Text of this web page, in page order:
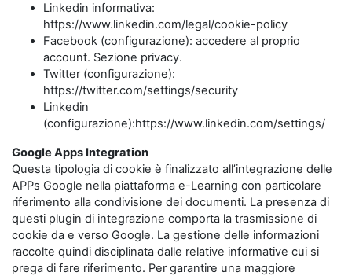
Linkedin informativa:
https://www.linkedin.com/legal/cookie-policy
Facebook (configurazione): accedere al proprio
account. Sezione privacy.
Twitter (configurazione):
https://twitter.com/settings/security
Linkedin
(configurazione):https://www.linkedin.com/settings/
Google Apps Integration
Questa tipologia di cookie è finalizzato all’integrazione delle
APPs Google nella piattaforma e-Learning con particolare
riferimento alla condivisione dei documenti. La presenza di
questi plugin di integrazione comporta la trasmissione di
cookie da e verso Google. La gestione delle informazioni
raccolte quindi disciplinata dalle relative informative cui si
prega di fare riferimento. Per garantire una maggiore